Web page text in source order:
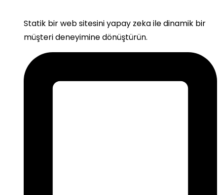
Statik bir web sitesini yapay zeka ile dinamik bir
müşteri deneyimine dönüştürün.